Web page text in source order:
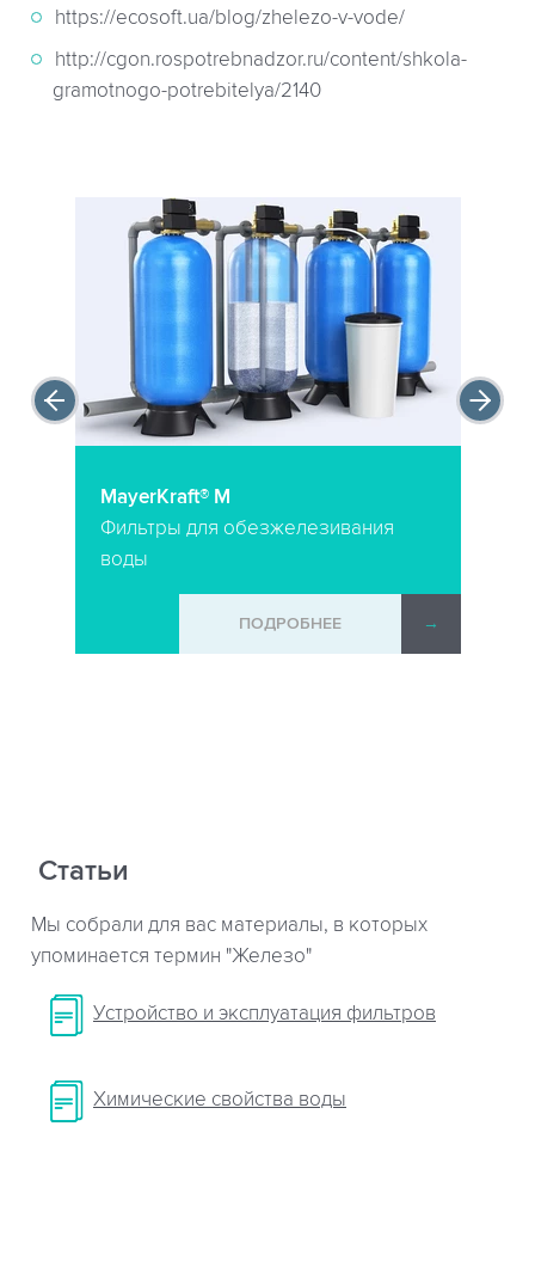
https://ecosoft.ua/blog/zhelezo-v-vode/
http://cgon.rospotrebnadzor.ru/content/shkola-
gramotnogo-potrebitelya/2140
MayerKraft® M
Фильтры для обезжелезивания
воды
ПОДРОБНЕЕ →
Статьи
Мы собрали для вас материалы, в которых
упоминается термин "Железо"
Устройство и эксплуатация фильтров
Химические свойства воды